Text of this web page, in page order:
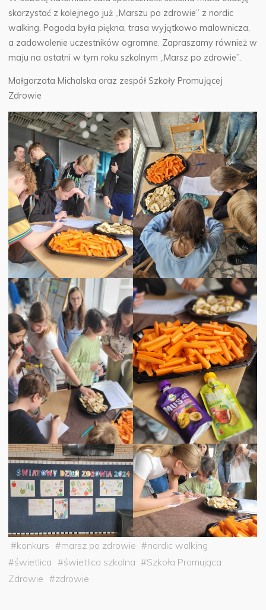
skorzystać z kolejnego już „Marszu po zdrowie” z nordic
walking. Pogoda była piękna, trasa wyjątkowo malownicza,
a zadowolenie uczestników ogromne. Zapraszamy również w
maju na ostatni w tym roku szkolnym „Marsz po zdrowie”.
Małgorzata Michalska oraz zespół Szkoły Promującej
Zdrowie
#konkurs #marsz po zdrowie #nordic walking
#świetlica #świetlica szkolna #Szkoła Promująca
Zdrowie #zdrowie